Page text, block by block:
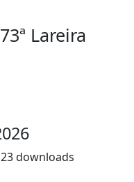
Lareira
23 downloads